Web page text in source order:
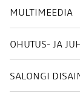
MULTIMEEDIA
OHUTUS- JA
SALONGI